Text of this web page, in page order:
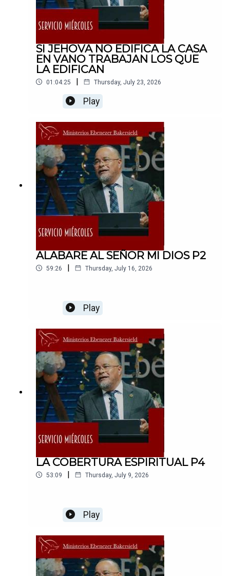
SI JEHOVA NO EDIFICA LA CASA
EN VANO TRABAJAN LOS QUE
LA EDIFICAN
01:04:25 | Thursday, July 23, 2026
Play
ALABARE AL SEÑOR MI DIOS P2
59:26 | Thursday, July 16, 2026
Play
LA COBERTURA ESPIRITUAL P4
53:09 | Thursday, July 9, 2026
Play